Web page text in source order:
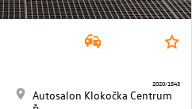
Autosalon Klokočka Centrum
2020/1543